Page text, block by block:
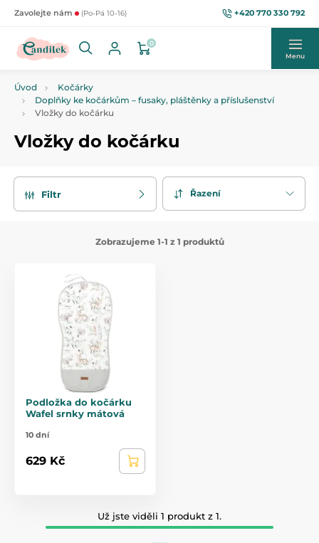
Zavolejte nám (Po-Pá 10-16) +420 770 330 792
0
Menu
Úvod
Kočárky
Doplňky ke kočárkům – fusaky, pláštěnky a příslušenství
Vložky do kočárku
Vložky do kočárku
Filtr Řazení
Zobrazujeme 1-1 z 1 produktů
Podložka do kočárku
Wafel srnky mátová
10 dní
629 Kč
Už jste viděli 1 produkt z 1.